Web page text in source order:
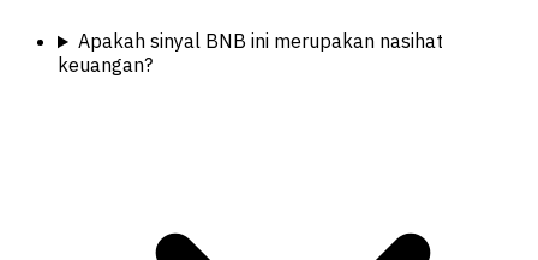
Apakah sinyal BNB ini merupakan nasihat
keuangan?